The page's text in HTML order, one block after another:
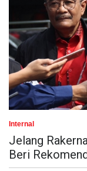
Internal
Jelang
Beri